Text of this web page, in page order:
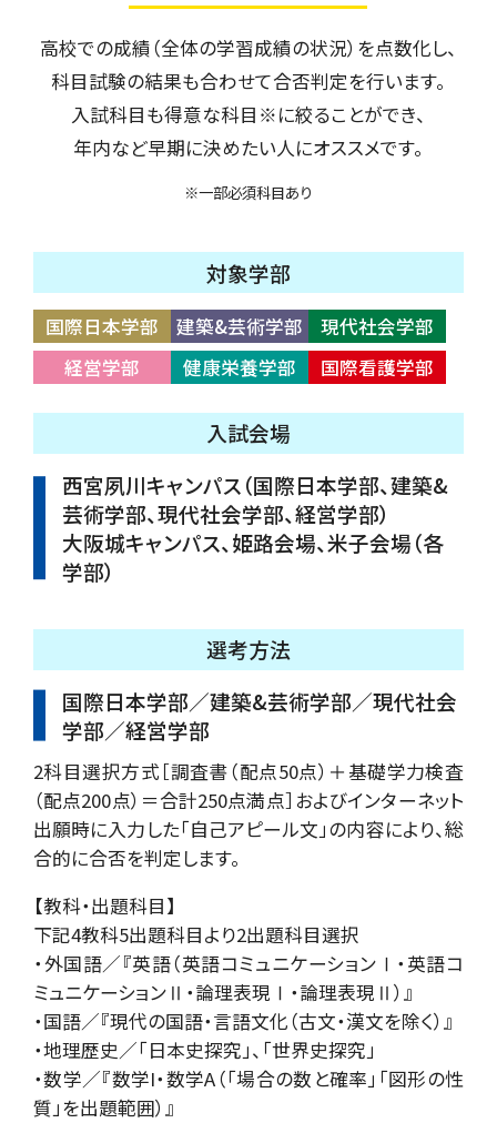
高校での成績（全体の学習成績の状況）を点数化し、
科目試験の結果も合わせて合否判定を行います。
入試科目も得意な科目※に絞ることができ、
年内など早期に決めたい人にオススメです。
※一部必須科目あり
対象学部
国際日本学部 建築&芸術学部
現代社会学部
経営学部
健康栄養学部 国際看護学部
入試会場
西宮夙川キャンパス（国際日本学部、建築&
芸術学部、現代社会学部、経営学部）
大阪城キャンパス、姫路会場、米子会場（各
学部）
選考方法
国際日本学部／建築&芸術学部／現代社会
学部／経営学部
2科目選択方式［調査書（配点50点）＋基礎学力検査
（配点200点）＝合計250点満点］およびインターネット
出願時に入力した「自己アピール文」の内容により、総
合的に合否を判定します。
【教科・出題科目】
下記4教科5出題科目より2出題科目選択
・外国語／『英語（英語コミュニケーションⅠ・英語コ
ミュニケーションⅡ・論理表現Ⅰ・論理表現Ⅱ）』
・国語／『現代の国語・言語文化（古文・漢文を除く）』
・地理歴史／「日本史探究」、「世界史探究」
・数学／『数学I・数学A（「場合の数と確率」「図形の性
質」を出題範囲）』